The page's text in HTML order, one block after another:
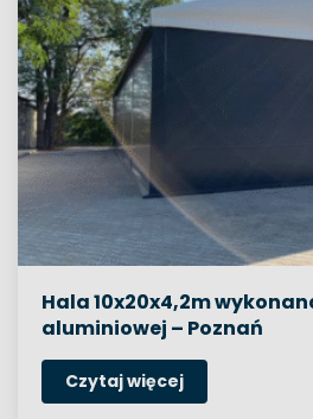
Hala 10x20x4,2m
aluminiowej – Poznań
Czytaj więcej